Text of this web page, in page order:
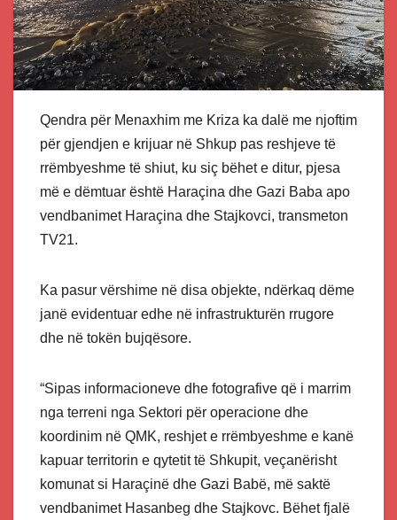
Qendra për Menaxhim me Kriza ka dalë me njoftim
për gjendjen e krijuar në Shkup pas reshjeve të
rrëmbyeshme të shiut, ku siç bëhet e ditur, pjesa
më e dëmtuar është Haraçina dhe Gazi Baba apo
vendbanimet Haraçina dhe Stajkovci, transmeton
TV21.
Ka pasur vërshime në disa objekte, ndërkaq dëme
janë evidentuar edhe në infrastrukturën rrugore
dhe në tokën bujqësore.
“Sipas informacioneve dhe fotografive që i marrim
nga terreni nga Sektori për operacione dhe
koordinim në QMK, reshjet e rrëmbyeshme e kanë
kapuar territorin e qytetit të Shkupit, veçanërisht
komunat si Haraçinë dhe Gazi Babë, më saktë
vendbanimet Hasanbeg dhe Stajkovc. Bëhet fjalë